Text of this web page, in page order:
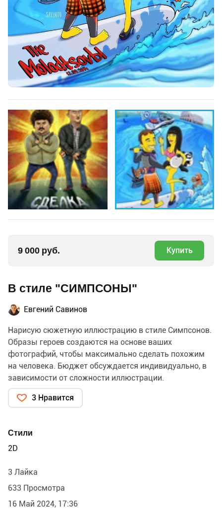
9 000 руб. Купить
В стиле "СИМПСОНЫ"
Евгений Савинов
Нарисую сюжетную иллюстрацию в стиле Симпсонов.
Образы героев создаются на основе ваших
фотографий, чтобы максимально сделать похожим
на человека. Бюджет обсуждается индивидуально, в
зависимости от сложности иллюстрации.
3 Нравится
Стили
2D
3 Лайка
633 Просмотра
16 Май 2024, 17:36